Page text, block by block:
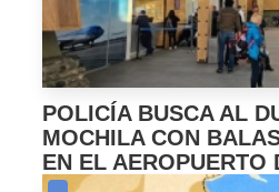
POLICÍA BUSCA AL
MOCHILA CON
EN EL AEROPUERTO